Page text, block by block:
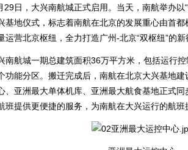
，大兴南航城正式启用。当天，南航举办以“
基地仪式，标志着南航在北京的发展重心由首
运营北京枢纽，全力打造广州-北京“双枢纽”的新
航城一期总建筑面积36万平方米，包括运行控
功能分区。搬迁完成后，南航在北京大兴基地
、亚洲最大单体机库、亚洲最大航食基地正式
班提供更便捷的服务，为南航在大兴运行的航班